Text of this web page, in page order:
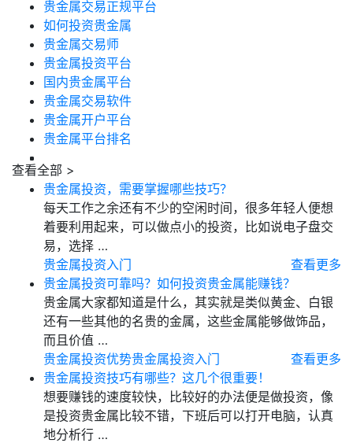
贵金属交易正规平台
如何投资贵金属
贵金属交易师
贵金属投资平台
国内贵金属平台
贵金属交易软件
贵金属开户平台
贵金属平台排名
查看全部 >
贵金属投资，需要掌握哪些技巧？
每天工作之余还有不少的空闲时间，很多年轻人便想
着要利用起来，可以做点小的投资，比如说电子盘交
易，选择 …
贵金属投资入门
查看更多
贵金属投资可靠吗？如何投资贵金属能赚钱？
贵金属大家都知道是什么，其实就是类似黄金、白银
还有一些其他的名贵的金属，这些金属能够做饰品，
而且价值 …
贵金属投资优势贵金属投资入门
查看更多
贵金属投资技巧有哪些？这几个很重要！
想要赚钱的速度较快，比较好的办法便是做投资，像
是投资贵金属比较不错，下班后可以打开电脑，认真
地分析行 …